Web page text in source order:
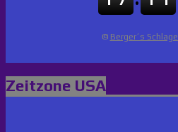
© Berger´s
Zeitzone USA